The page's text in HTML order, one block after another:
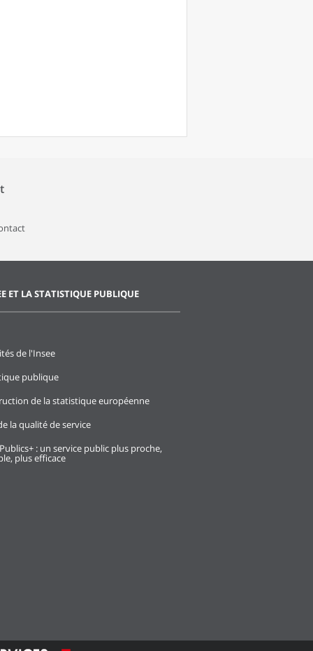
ET LA STATISTIQUE PUBLIQUE
de l'Insee
publique
de la statistique européenne
la qualité de service
: un service public plus proche,
plus efficace